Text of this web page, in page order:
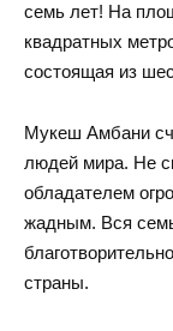
семь лет! На
квадратных
состоящая из
Мукеш Амбани
людей мира. Не
обладателем
жадным. Вся
страны.